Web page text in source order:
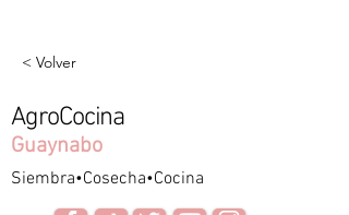
< Volver
AgroCocina
Guaynabo
Siembra•Cosecha•Cocina